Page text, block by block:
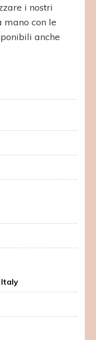
i nostri
con le
anche